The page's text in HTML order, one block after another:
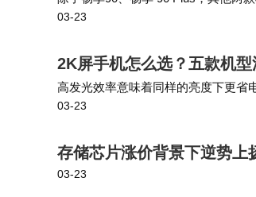
80 Pro Max风驰版，则是华为顶流旗…
03-23
2K屏手机怎么选？五款机
高发光效率意味着同样的亮度下更省
彩准确性、亮度均匀性、护眼综合方
03-23
存储芯片涨价背景下逆势
03-23